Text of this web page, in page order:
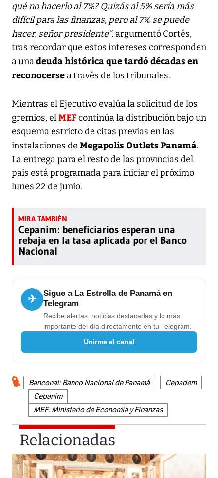
qué no hacerlo al 7%? Quizás al 5% sería más
difícil para las finanzas, pero al 7% se puede
hacer, señor presidente”, argumentó Cortés,
tras recordar que estos intereses corresponden
a unadeuda histórica que tardó décadas en
reconocerse a través de los tribunales.
Mientras el Ejecutivo evalúa la solicitud de los
gremios, elMEFcontinúa la distribución bajo un
esquema estricto de citas previas en las
instalaciones de Megapolis Outlets Panamá.
La entrega para el resto de las provincias del
país está programada para iniciar el próximo
lunes 22 de junio.
Cepanim: beneficiarios esperan una
rebaja en la tasa aplicada por el Banco
Nacional
✈
Sigue a La Estrella de Panamá en
Telegram
Recibe alertas, noticias destacadas y lo más
importante del día directamente en tu Telegram.
Unirme al canal
Banconal: Banco Nacional de Panamá
Cepadem
Cepanim
MEF: Ministerio de Economía y Finanzas
Relacionadas